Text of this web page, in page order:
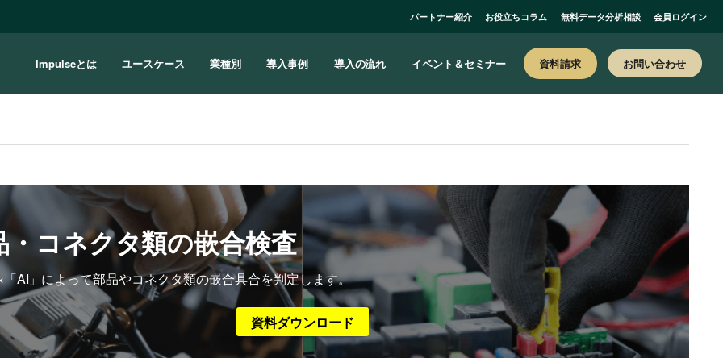
パートナー紹介 お役立ちコラム 無料データ分析相談 会員ログイン
Impulseとは ユースケース 業種別 導入事例 導入の流れ イベント＆セミナー 資料請求 お問い合わせ
・コネクタ類の嵌合検査
AI」によって部品やコネクタ類の嵌合具合を判定します。
資料ダウンロード